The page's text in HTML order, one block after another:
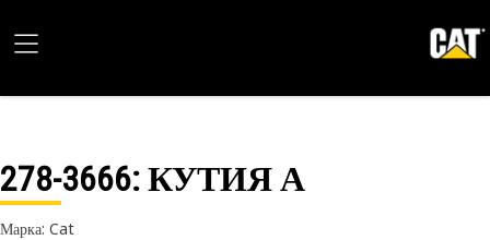
278-3666: КУТИЯ А
Марка: Cat